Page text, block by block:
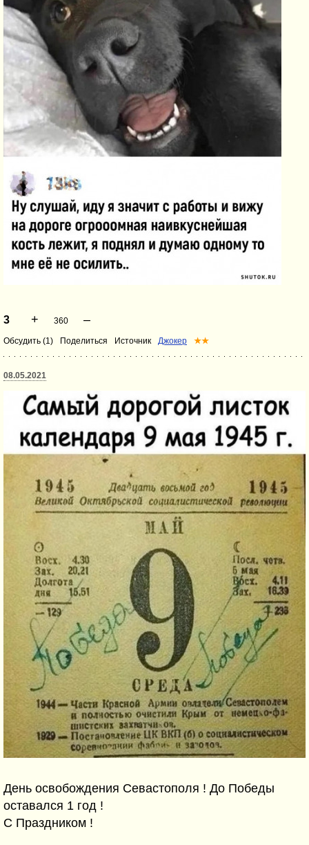
3 + 360 –
Обсудить (1) Поделиться Источник Джокер ★★
08.05.2021
День освобождения Севастополя ! До Победы
оставался 1 год !
С Праздником !